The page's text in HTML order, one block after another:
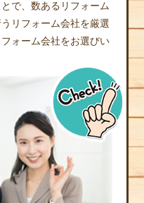
で、数あるリフォーム
リフォーム会社を厳選
ォーム会社をお選びい